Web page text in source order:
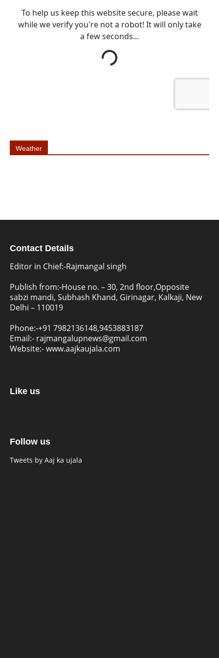
Weather
Contact Details
Editor in Chief:-Rajmangal singh
Publish from:-House no. – 30, 2nd floor,Opposite
sabzi mandi, Subhash Khand, Girinagar, Kalkaji, New
Delhi – 110019
Phone:-+91 7982136148,9453883187
Email:- rajmangalupnews@gmail.com
Website:-www.aajkaujala.com
Like us
Follow us
Tweets by Aaj ka ujala